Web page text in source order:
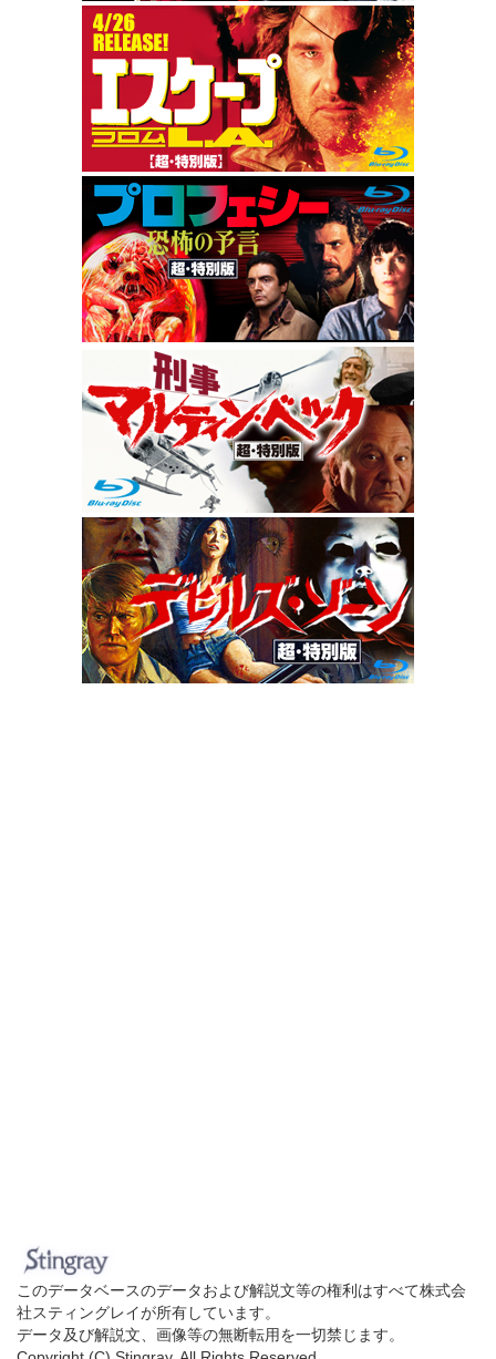
このデータベースのデータおよび解説文等の権利はすべて株式会
社スティングレイが所有しています。
データ及び解説文、画像等の無断転用を一切禁じます。